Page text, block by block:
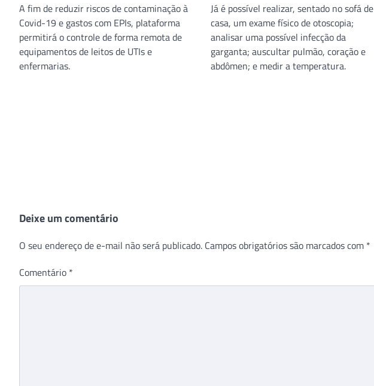
A fim de reduzir riscos de contaminação à
Covid-19 e gastos com EPIs, plataforma
permitirá o controle de forma remota de
equipamentos de leitos de UTIs e
enfermarias.
Já é possível realizar, sentado no sofá de
casa, um exame físico de otoscopia;
analisar uma possível infecção da
garganta; auscultar pulmão, coração e
abdômen; e medir a temperatura.
Deixe um comentário
O seu endereço de e-mail não será publicado. Campos obrigatórios são marcados com *
Comentário *